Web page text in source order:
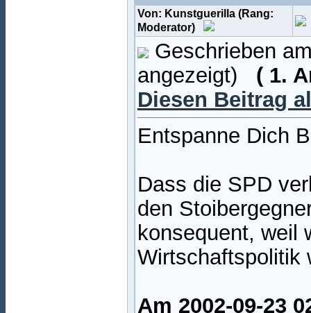
Von: Kunstguerilla (Rang:
Moderator)
Geschrieben
angezeigt) ( 1.
Diesen Beitrag
Entspanne Dich
Dass die SPD
den
konsequent, weil
Wirtschaftspolitik
Am 2002-09-23